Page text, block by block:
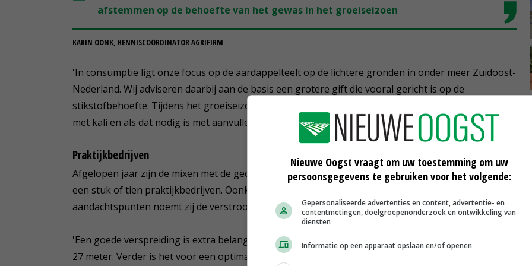
afstemmen op de behoefte van het gewas in het groeiseizoen
KARIN OONK, KENNISCOÖRDINATOR AGRIFIRM
'In consumptie ligt onze focus op de aardappelteelt op de lichtere gronden in onder meer Zuidoost-
Nederland. Wij adviseren daarbij aan de basis een grotere gift die vooral gericht is op de
stikstofbehoefte. Tijdens het groeiseizoen kunnen aardappeltelers eventueel één keer bijmesten
met kali en als dat nodig is met aanvullend stikstof.'
Praktijkbedrijven
Afgelopen jaar zijn de mixen met de gecoate meststoffen behalve op proefvelden ook getest op
een stuk of tien praktijkbedrijven. Oonk stelt dat de resultaten hoopgevend zijn. Als praktische
aandachtspunten noemt zij de verstrooibaarheid van de meststoffen.
'Een goede verspreiding is extra belangrijk. Wij adviseren daarom een maximale strooibreedte van
27 meter. Verder is het voor een optimale werking van de korrels noodzakelijk dat de korrels
Nieuwe Oogst vraagt om uw toestemming om uw
persoonsgegevens te gebruiken voor het volgende:
Gepersonaliseerde advertenties en content, advertentie- en
contentmetingen, doelgroepenonderzoek en ontwikkeling van
diensten
Informatie op een apparaat opslaan en/of openen